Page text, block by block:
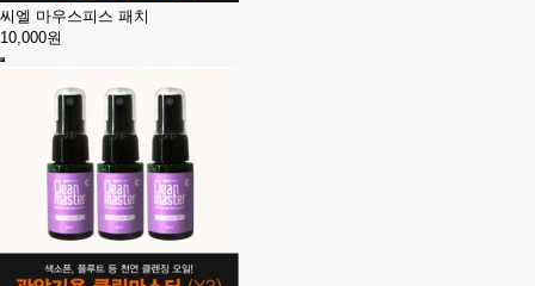
씨엘 마우스피스 패치
10,000원